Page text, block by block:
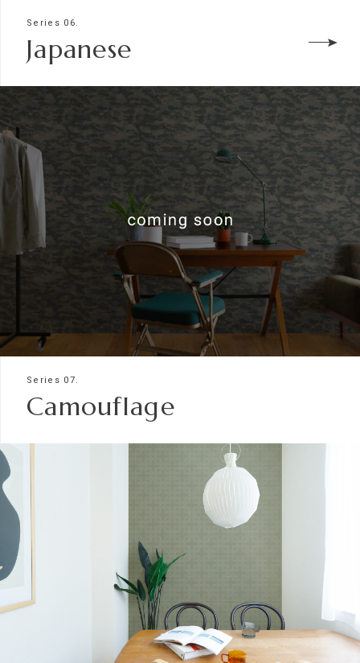
Series 06.
Japanese
Series 07.
Camouflage